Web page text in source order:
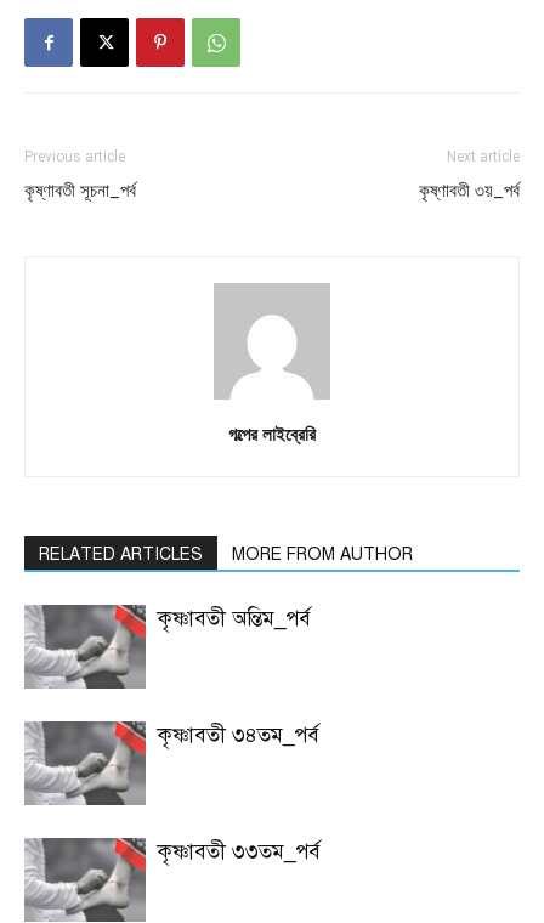
Previous article
কৃষ্ণাবতী সূচনা_পর্ব
Next article
কৃষ্ণাবতী ৩য়_পর্ব
গল্পের লাইব্রেরি
RELATED ARTICLES MORE FROM AUTHOR
কৃষ্ণাবতী অন্তিম_পর্ব
কৃষ্ণাবতী ৩৪তম_পর্ব
কৃষ্ণাবতী ৩৩তম_পর্ব